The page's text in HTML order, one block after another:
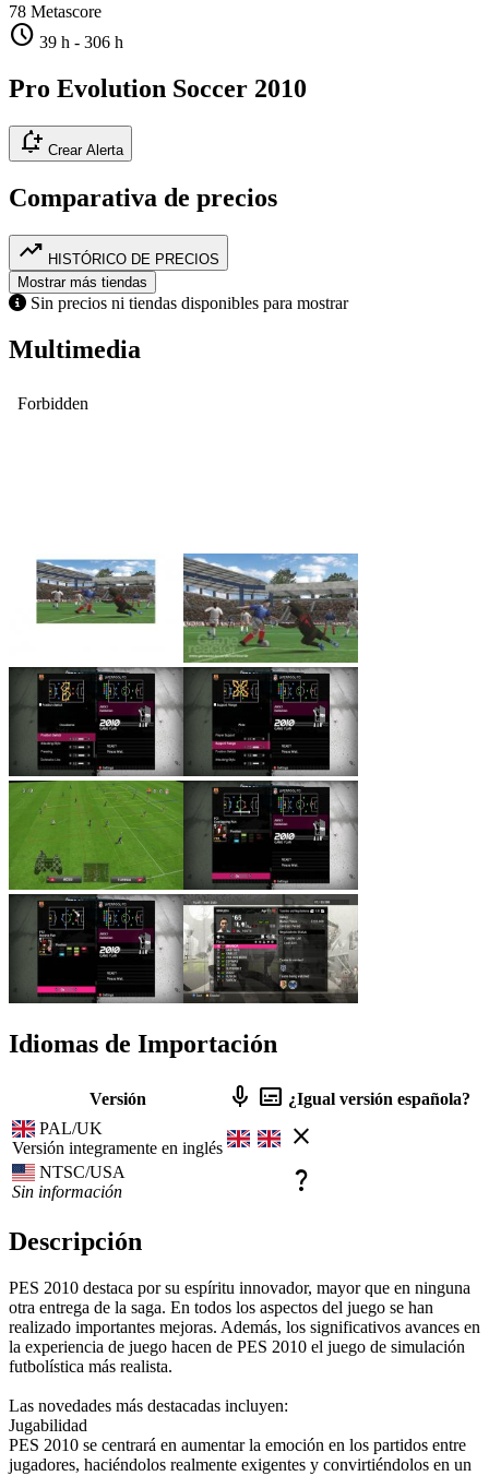
78 Metascore
schedule 39 h - 306 h
Pro Evolution Soccer 2010
notification_add Crear Alerta
Comparativa de precios
trending_up HISTÓRICO DE PRECIOS
Mostrar más tiendas
Sin precios ni tiendas disponibles para mostrar
Multimedia
Idiomas de Importación
Versión mic subtitles ¿Igual versión española?
PAL/UK
Versión integramente en inglés
close
NTSC/USA
Sin información
question_mark
Descripción
PES 2010 destaca por su espíritu innovador, mayor que en ninguna
otra entrega de la saga. En todos los aspectos del juego se han
realizado importantes mejoras. Además, los significativos avances en
la experiencia de juego hacen de PES 2010 el juego de simulación
futbolística más realista.
Las novedades más destacadas incluyen:
Jugabilidad
PES 2010 se centrará en aumentar la emoción en los partidos entre
jugadores, haciéndolos realmente exigentes y convirtiéndolos en un